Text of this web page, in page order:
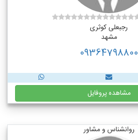
رجبعلی کوثری
مشهد
09364798800
مشاهده پروفایل
روانشناس و مشاور